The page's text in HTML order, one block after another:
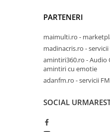
PARTENERI
maimulti.ro -
madinacris.ro - servicii
amintiri360.ro - Audio
amintiri cu emotie
adanfm.ro - servicii
SOCIAL